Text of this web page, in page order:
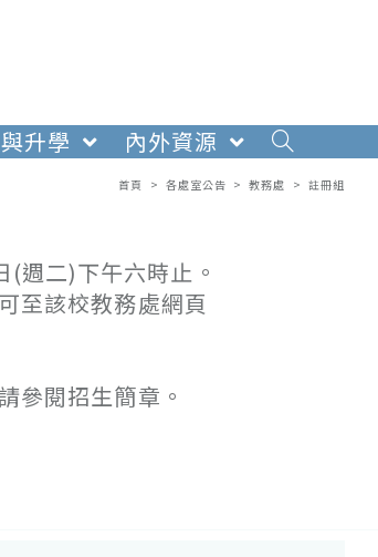
升學
內外資源
首頁 > 各處室公告 > 教務處 > 註冊組
週二)下午六時止。
至該校教務處網頁
參閱招生簡章。